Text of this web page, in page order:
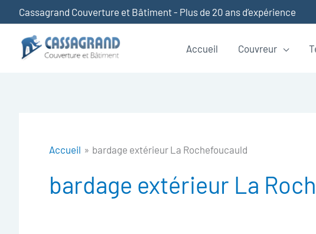
au
contenu
Cassagrand Couverture et Bâtiment - Plus de 20 ans d’expérience
Accueil Couvreur
Accueil bardage extérieur La Rochefoucauld
bardage extérieur La